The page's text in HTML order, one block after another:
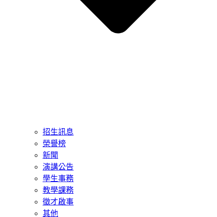
招生訊息
榮譽榜
新聞
演講公告
學生事務
教學課務
徵才啟事
其他